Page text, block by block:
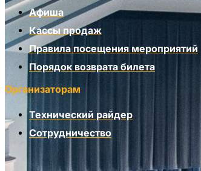
Афиша
Кассы продаж
Правила посещения мероприятий
Порядок возврата билета
Организаторам
Технический райдер
Сотрудничество